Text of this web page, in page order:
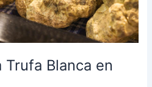
Trufa Blanca en